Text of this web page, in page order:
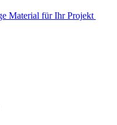
Material für Ihr Projekt